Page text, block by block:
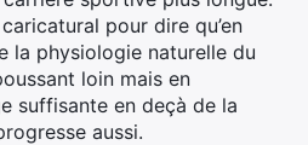
pour dire qu’en
la physiologie naturelle du
loin mais en
suffisante en deçà de la
aussi.